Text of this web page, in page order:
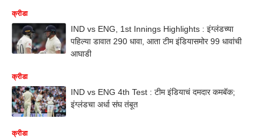
क्रीडा
IND vs ENG, 1st Innings Highlights : इंग्लंडच्या
पहिल्या डावात 290 धावा, आता टीम इंडियासमोर 99 धावांची
आघाडी
क्रीडा
IND vs ENG 4th Test : टीम इंडियाचं दमदार कमबॅक;
इंग्लंडचा अर्धा संघ तंबूत
क्रीडा